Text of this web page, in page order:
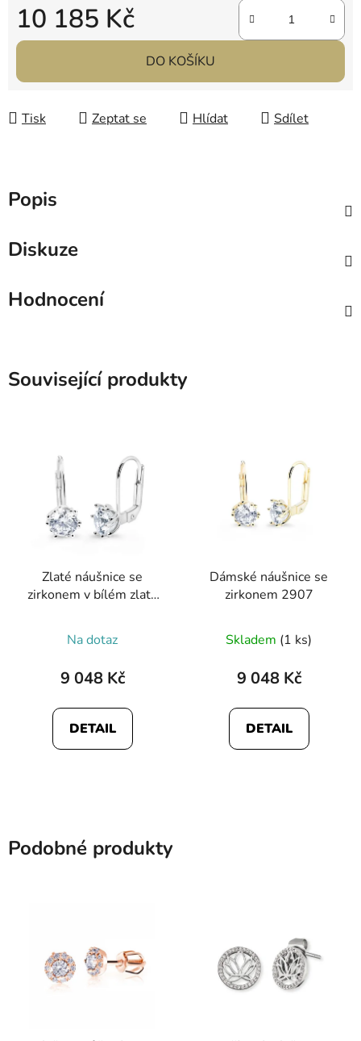
10 185 Kč
Měrná cena:
DO KOŠÍKU
Tisk Zeptat se Hlídat Sdílet
Popis
Diskuze
Hodnocení
Související produkty
Zlaté náušnice se
zirkonem v bílém zlatě
Na dotaz
9 048 Kč
DETAIL
Dámské náušnice se
zirkonem 2907
Skladem (1 ks)
9 048 Kč
DETAIL
Podobné produkty